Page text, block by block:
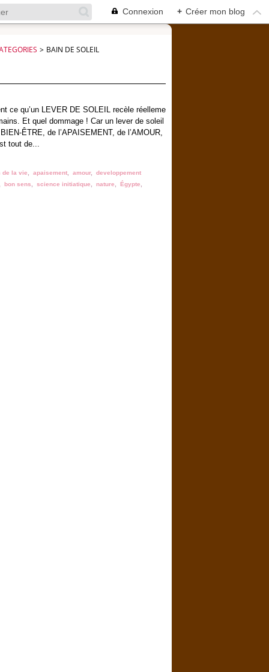
Connexion + Créer mon blog
> BAIN DE SOLEIL
ce qu’un LEVER DE SOLEIL recèle réelleme
Et quel dommage ! Car un lever de soleil
ÊTRE, de l’APAISEMENT, de l’AMOUR,
tout de...
de la vie apaisement amour, developpement
bon sens science initiatique nature Égypte